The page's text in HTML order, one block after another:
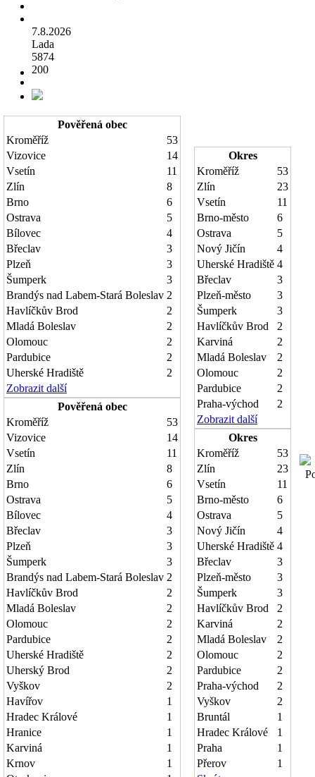
7.8.2026
Lada
5874
200
Pověřená obec
Kroměříž
53
Vizovice
14
Vsetín
11
Zlín
8
Brno
6
Ostrava
5
Bílovec
4
Břeclav
3
Plzeň
3
Šumperk
3
Brandýs nad Labem-Stará Boleslav 2
Havlíčkův Brod
2
Mladá Boleslav
2
Olomouc
2
Pardubice
2
Uherské Hradiště
2
Zobrazit další
Pověřená obec
Kroměříž
53
Vizovice
14
Vsetín
11
Zlín
8
Brno
6
Ostrava
5
Bílovec
4
Břeclav
3
Plzeň
3
Šumperk
3
Brandýs nad Labem-Stará Boleslav 2
Havlíčkův Brod
2
Mladá Boleslav
2
Olomouc
2
Pardubice
2
Uherské Hradiště
2
Uherský Brod
2
Vyškov
2
Havířov
1
Hradec Králové
1
Hranice
1
Karviná
1
Krnov
1
Okres
Kroměříž
53
Zlín
23
Vsetín
11
Brno-město
6
Ostrava
5
Nový Jičín
4
Uherské Hradiště 4
Břeclav
3
Plzeň-město
3
Šumperk
3
Havlíčkův Brod
2
Karviná
2
Mladá Boleslav
2
Olomouc
2
Pardubice
2
Praha-východ
2
Zobrazit další
Okres
Kroměříž
53
Zlín
23
Vsetín
11
Brno-město
6
Ostrava
5
Nový Jičín
4
Uherské Hradiště 4
Břeclav
3
Plzeň-město
3
Šumperk
3
Havlíčkův Brod
2
Karviná
2
Mladá Boleslav
2
Olomouc
2
Pardubice
2
Praha-východ
2
Vyškov
2
Bruntál
1
Hradec Králové
1
Praha
1
Přerov
1